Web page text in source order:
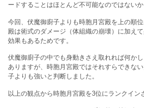
ードすることはほとんど不可能なのではないか
今回、伏魔御廚子よりも時胞月宮殿を上の順
殿は術式のダメージ（体組織の崩壊）に加え
効果もあるためです。
伏魔御廚子の中でも身動きさえ取れれば何か
ありますが、時胞月宮殿ではそれすらできな
子よりも強いと判断しました。
以上の観点から時胞月宮殿を3位にランクイン